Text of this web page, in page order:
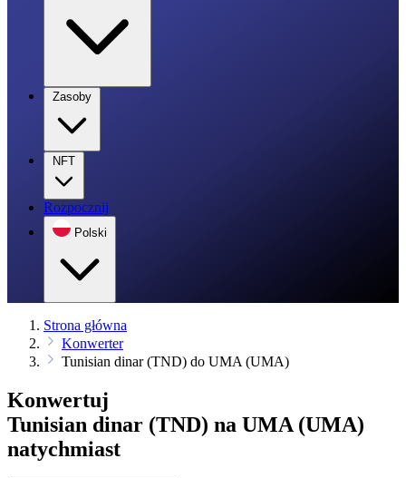
Zasoby
NFT
Rozpocznij
Polski
Strona główna
Konwerter
Tunisian dinar (TND) do UMA (UMA)
Konwertuj
Tunisian dinar (TND) na UMA (UMA)
natychmiast